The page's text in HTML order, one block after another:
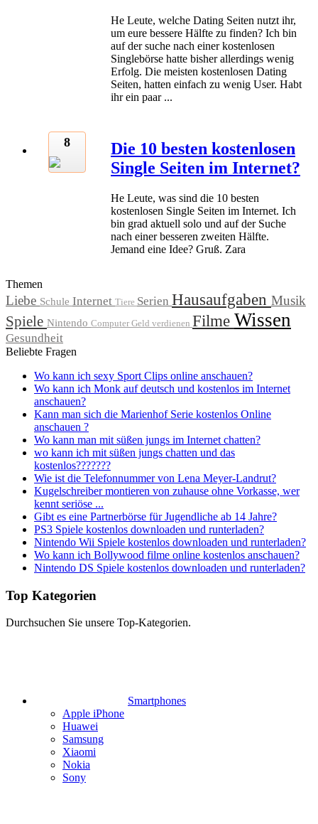
He Leute, welche Dating Seiten nutzt ihr,
um eure bessere Hälfte zu finden? Ich bin
auf der suche nach einer kostenlosen
Singlebörse hatte bisher allerdings wenig
Erfolg. Die meisten kostenlosen Dating
Seiten, hatten einfach zu wenig User. Habt
ihr ein paar ...
8
Die 10 besten kostenlosen
Single Seiten im Internet?
He Leute, was sind die 10 besten
kostenlosen Single Seiten im Internet. Ich
bin grad aktuell solo und auf der Suche
nach einer besseren zweiten Hälfte.
Jemand eine Idee? Gruß. Zara
Themen
Liebe Schule Internet Tiere Serien Hausaufgaben Musik
Spiele Nintendo Computer Geld verdienen Filme Wissen
Gesundheit
Beliebte Fragen
Wo kann ich sexy Sport Clips online anschauen?
Wo kann ich Monk auf deutsch und kostenlos im Internet
anschauen?
Kann man sich die Marienhof Serie kostenlos Online
anschauen ?
Wo kann man mit süßen jungs im Internet chatten?
wo kann ich mit süßen jungs chatten und das
kostenlos???????
Wie ist die Telefonnummer von Lena Meyer-Landrut?
Kugelschreiber montieren von zuhause ohne Vorkasse, wer
kennt seriöse ...
Gibt es eine Partnerbörse für Jugendliche ab 14 Jahre?
PS3 Spiele kostenlos downloaden und runterladen?
Nintendo Wii Spiele kostenlos downloaden und runterladen?
Wo kann ich Bollywood filme online kostenlos anschauen?
Nintendo DS Spiele kostenlos downloaden und runterladen?
Top Kategorien
Durchsuchen Sie unsere Top-Kategorien.
Smartphones
Apple iPhone
Huawei
Samsung
Xiaomi
Nokia
Sony